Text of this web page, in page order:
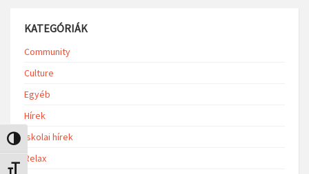
Nagy kontraszt váltása
Betűméret váltása
KATEGÓRIÁK
Community
Culture
Egyéb
Hírek
Iskolai hírek
Relax